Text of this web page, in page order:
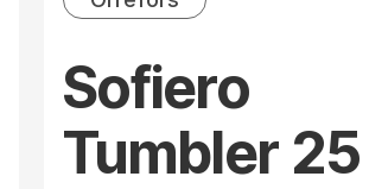
Sofiero
Tumbler